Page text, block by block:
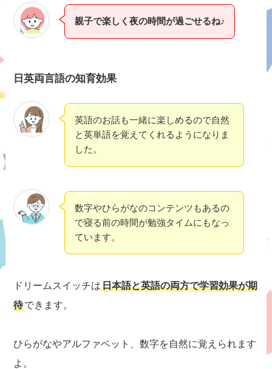
親子で楽しく夜の時間が過ごせるね♪
日英両言語の知育効果
英語のお話も一緒に楽しめるので自然
と英単語を覚えてくれるようになりま
した。
数字やひらがなのコンテンツもあるの
で寝る前の時間が勉強タイムにもなっ
ています。
ドリームスイッチは日本語と英語の両方で学習効果が期
待できます。
ひらがなやアルファベット、数字を自然に覚えられます
よ。